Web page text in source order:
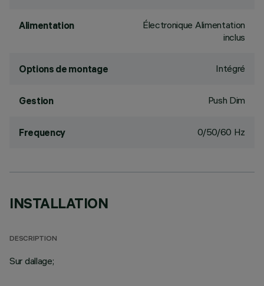
Alimentation
Électronique Alimentation
inclus
Options de montage Intégré
Gestion Push Dim
Frequency 0/50/60 Hz
INSTALLATION
DESCRIPTION
Sur dallage;